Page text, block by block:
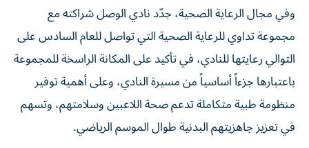
وفي مجال الرعاية الصحية، جدّد نادي الوصل شراكته مع
مجموعة تداوي للرعاية الصحية التي تواصل للعام السادس على
التوالي رعايتها للنادي، في تأكيد على المكانة الراسخة للمجموعة
باعتبارها جزءاً أساسياً من مسيرة النادي، وعلى أهمية توفير
منظومة طبية متكاملة تدعم صحة اللاعبين وسلامتهم، وتسهم
في تعزيز جاهزيتهم البدنية طوال الموسم الرياضي.